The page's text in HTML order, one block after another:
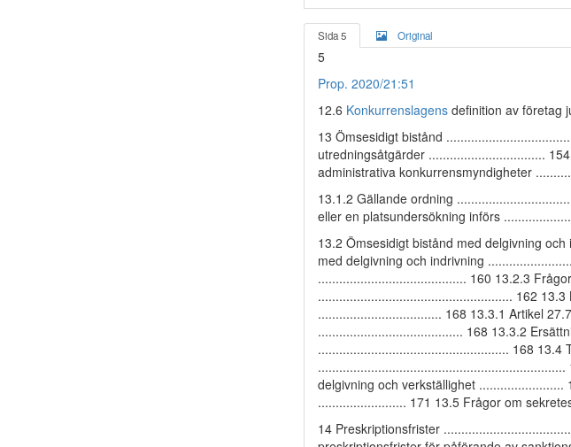
Sida 5 Original
5
Prop. 2020/21:51
12.6 Konkurrenslagens definition av företag
13 Ömsesidigt bistånd
utredningsåtgärder .................................
administrativa konkurrensmyndigheter
13.1.2 Gällande ordning
eller en platsundersökning införs
13.2 Ömsesidigt bistånd med delgivning
med delgivning och indrivning
.......................................... 160 13.2.3
....................................................... 162
................................... 168 13.3.1 Artikel
......................................... 168 13.3.2
...................................................... 168 13.4
delgivning och verkställighet
......................... 171 13.5 Frågor om
14 Preskriptionsfrister